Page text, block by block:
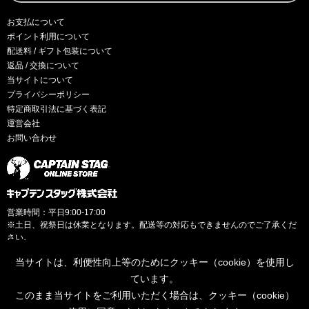
お支払について
ポイント利用について
配送料 / ギフト包装について
返品 / 交換について
当サイトについて
プライバシーポリシー
特定商取引法に基づく表記
運営会社
お問い合わせ
営業時間：平日9:00-17:00
※土日、祝祭日は休業となります。配送等の対応もできませんのでご了承くだ
さい。
当サイトは、利便性向上等のためにクッキー（cookie）を使用し
ています。
このまま当サイトをご利用いただく場合は、クッキー（cookie）